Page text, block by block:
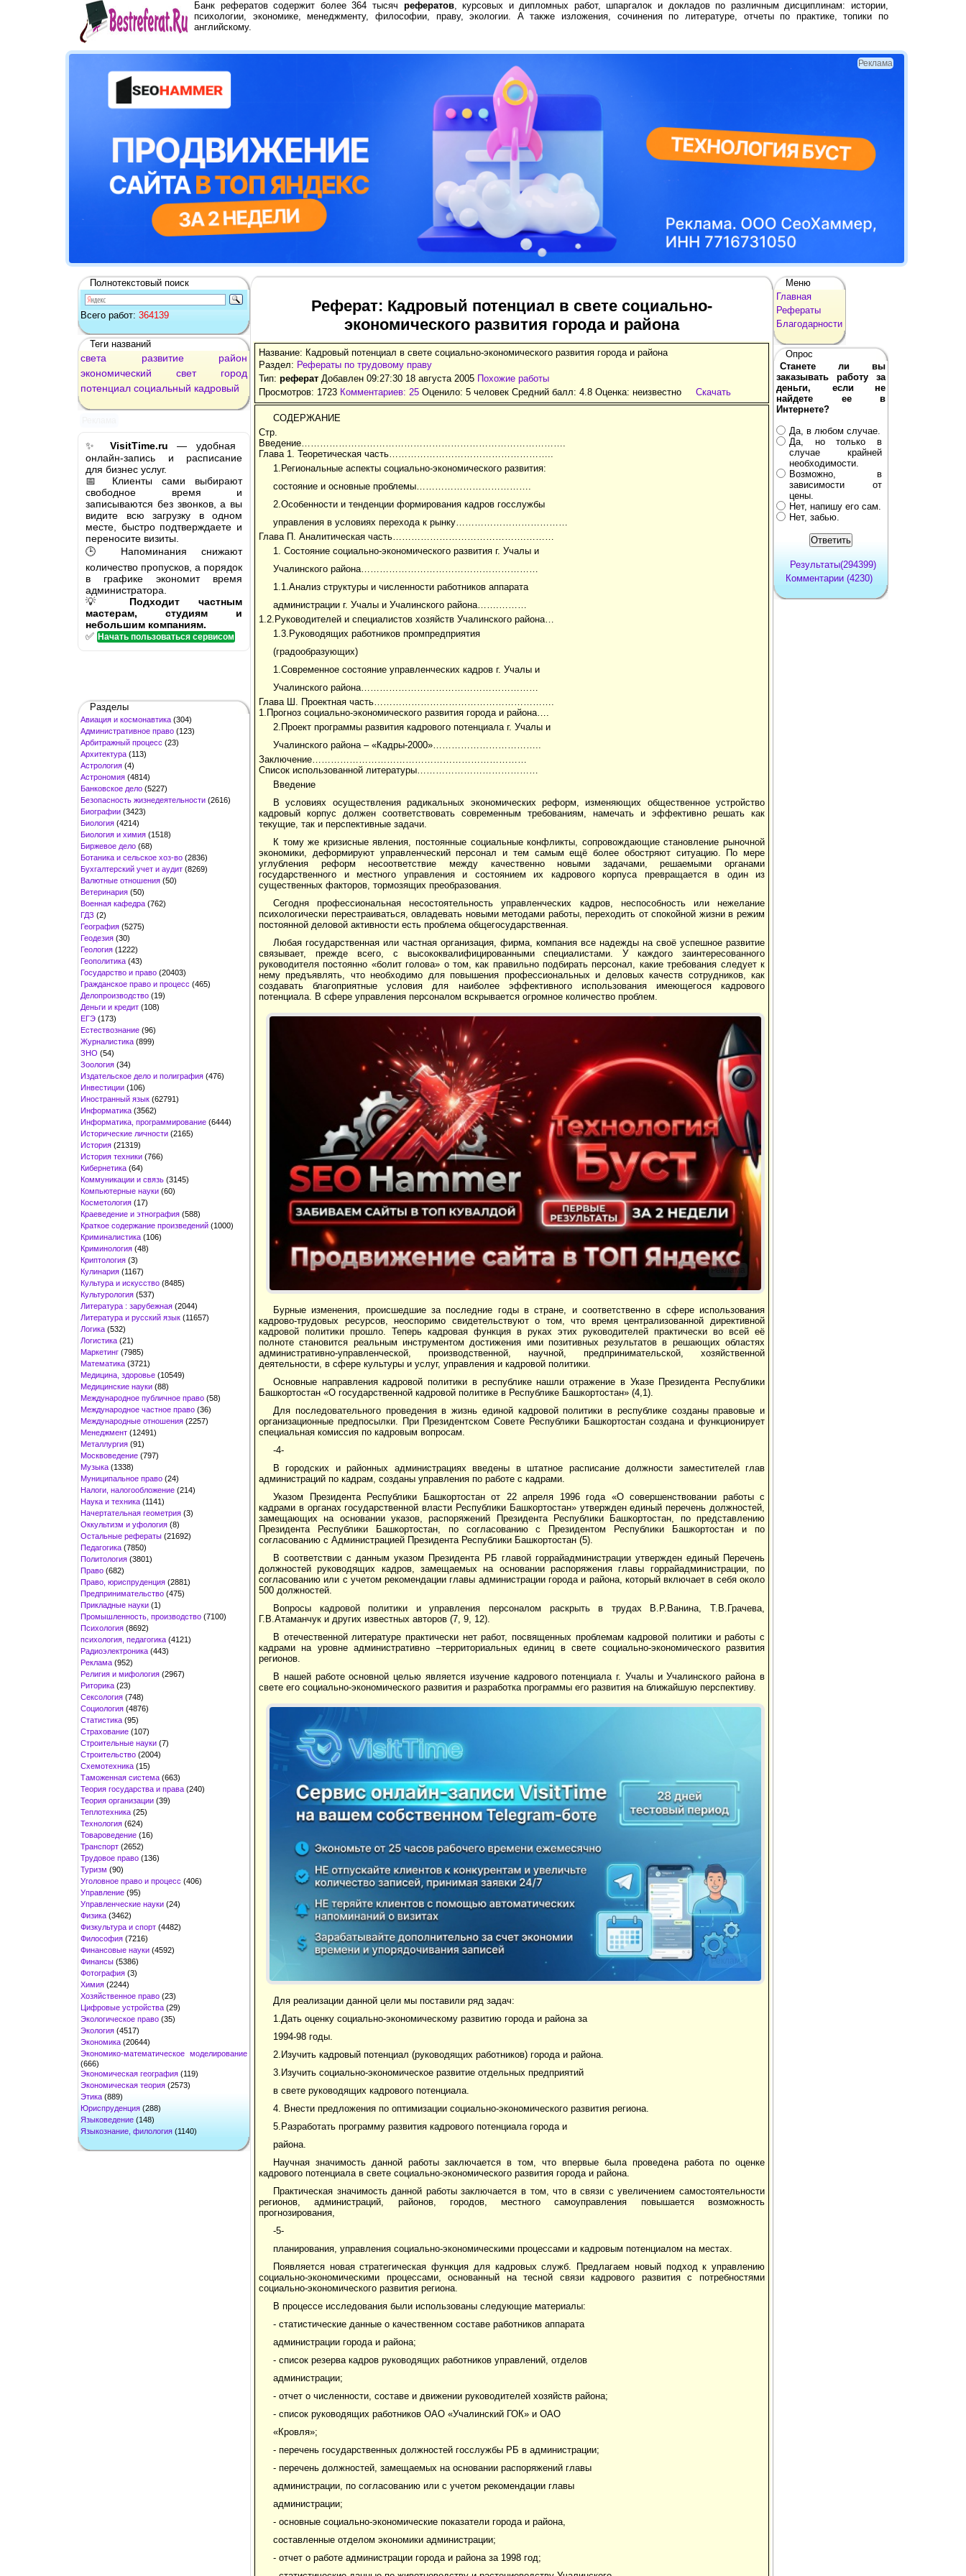
Банк рефератов содержит более 364 тысяч рефератов, курсовых и дипломных работ, шпаргалок и докладов по различным дисциплинам: истории,
психологии, экономике, менеджменту, философии, праву, экологии. А также изложения, сочинения по литературе, отчеты по практике, топики по
английскому.
Реклама
Полнотекстовый поиск
Всего работ: 364139
Теги названий
света развитие
район
экономический
свет
город
потенциал социальный кадровый
✨ VisitTime.ru — удобная
онлайн-запись и расписание
для бизнес услуг.
📅 Клиенты сами выбирают
свободное время и
записываются без звонков, а вы
видите всю загрузку в одном
месте, быстро подтверждаете и
переносите визиты.
🕒 Напоминания снижают
количество пропусков, а порядок
в графике экономит время
администратора.
💡 Подходит частным
мастерам, студиям и
небольшим компаниям.
✅ Начать пользоваться сервисом
Разделы
Авиация и космонавтика (304)
Административное право (123)
Арбитражный процесс (23)
Архитектура (113)
Астрология (4)
Астрономия (4814)
Банковское дело (5227)
Безопасность жизнедеятельности (2616)
Биографии (3423)
Биология (4214)
Биология и химия (1518)
Биржевое дело (68)
Ботаника и сельское хоз-во (2836)
Бухгалтерский учет и аудит (8269)
Валютные отношения (50)
Ветеринария (50)
Военная кафедра (762)
ГДЗ (2)
География (5275)
Геодезия (30)
Геология (1222)
Геополитика (43)
Государство и право (20403)
Гражданское право и процесс (465)
Делопроизводство (19)
Деньги и кредит (108)
ЕГЭ (173)
Естествознание (96)
Журналистика (899)
ЗНО (54)
Зоология (34)
Издательское дело и полиграфия (476)
Инвестиции (106)
Иностранный язык (62791)
Информатика (3562)
Информатика, программирование (6444)
Исторические личности (2165)
История (21319)
История техники (766)
Кибернетика (64)
Коммуникации и связь (3145)
Компьютерные науки (60)
Косметология (17)
Краеведение и этнография (588)
Краткое содержание произведений (1000)
Криминалистика (106)
Криминология (48)
Криптология (3)
Кулинария (1167)
Культура и искусство (8485)
Культурология (537)
Литература : зарубежная (2044)
Литература и русский язык (11657)
Логика (532)
Логистика (21)
Маркетинг (7985)
Математика (3721)
Медицина, здоровье (10549)
Медицинские науки (88)
Международное публичное право (58)
Международное частное право (36)
Международные отношения (2257)
Менеджмент (12491)
Металлургия (91)
Москвоведение (797)
Музыка (1338)
Муниципальное право (24)
Налоги, налогообложение (214)
Наука и техника (1141)
Начертательная геометрия (3)
Оккультизм и уфология (8)
Остальные рефераты (21692)
Педагогика (7850)
Политология (3801)
Право (682)
Право, юриспруденция (2881)
Предпринимательство (475)
Прикладные науки (1)
Промышленность, производство (7100)
Психология (8692)
психология, педагогика (4121)
Радиоэлектроника (443)
Реклама (952)
Религия и мифология (2967)
Риторика (23)
Сексология (748)
Социология (4876)
Статистика (95)
Страхование (107)
Строительные науки (7)
Строительство (2004)
Схемотехника (15)
Таможенная система (663)
Теория государства и права (240)
Теория организации (39)
Теплотехника (25)
Технология (624)
Товароведение (16)
Транспорт (2652)
Трудовое право (136)
Туризм (90)
Уголовное право и процесс (406)
Управление (95)
Управленческие науки (24)
Физика (3462)
Физкультура и спорт (4482)
Философия (7216)
Финансовые науки (4592)
Финансы (5386)
Фотография (3)
Химия (2244)
Хозяйственное право (23)
Цифровые устройства (29)
Экологическое право (35)
Экология (4517)
Экономика (20644)
Экономико-математическое моделирование
(666)
Экономическая география (119)
Экономическая теория (2573)
Этика (889)
Юриспруденция (288)
Языковедение (148)
Языкознание, филология (1140)
Реферат: Кадровый потенциал в свете социально-
экономического развития города и района
Название: Кадровый потенциал в свете социально-экономического развития города и района
Раздел: Рефераты по трудовому праву
Тип: реферат Добавлен 09:27:30 18 августа 2005 Похожие работы
Просмотров: 1723 Комментариев: 25 Оценило: 5 человек Средний балл: 4.8 Оценка: неизвестно Скачать
СОДЕРЖАНИЕ
Стр.
Введение………………………………………………………………………….
Глава 1. Теоретическая часть……………………………………………..
1.Региональные аспекты социально-экономического развития:
состояние и основные проблемы……………………………….
2.Особенности и тенденции формирования кадров госслужбы
управления в условиях перехода к рынку………………………………
Глава П. Аналитическая часть…………………………………….………
1. Состояние социально-экономического развития г. Учалы и
Учалинского района…………………………………………………
1.1.Анализ структуры и численности работников аппарата
администрации г. Учалы и Учалинского района…….………
1.2.Руководителей и специалистов хозяйств Учалинского района…
1.3.Руководящих работников промпредприятия
(градообразующих)
1.Современное состояние управленческих кадров г. Учалы и
Учалинского района…………………………………………………
Глава Ш. Проектная часть………………………………………………….
1.Прогноз социально-экономического развития города и района….
2.Проект программы развития кадрового потенциала г. Учалы и
Учалинского района – «Кадры-2000»……………………………..
Заключение……………………………………………………………
Список использованной литературы…………………………………
Введение
В условиях осуществления радикальных экономических реформ, изменяющих общественное устройство
кадровый корпус должен соответствовать современным требованиям, намечать и эффективно решать как
текущие, так и перспективные задачи.
К тому же кризисные явления, постоянные социальные конфликты, сопровождающие становление рыночной
экономики, деформируют управленческий персонал и тем самым ещё более обостряют ситуацию. По мере
углубления реформ несоответствие между качественно новыми задачами, решаемыми органами
государственного и местного управления и состоянием их кадрового корпуса превращается в один из
существенных факторов, тормозящих преобразования.
Сегодня профессиональная несостоятельность управленческих кадров, неспособность или нежелание
психологически перестраиваться, овладевать новыми методами работы, переходить от спокойной жизни в режим
постоянной деловой активности есть проблема общегосударственная.
Любая государственная или частная организация, фирма, компания все надежды на своё успешное развитие
связывает, прежде всего, с высококвалифицированными специалистами. У каждого заинтересованного
руководителя постоянно «болит голова» о том, как правильно подбирать персонал, какие требования следует к
нему предъявлять, что необходимо для повышения профессиональных и деловых качеств сотрудников, как
создавать благоприятные условия для наиболее эффективного использования имеющегося кадрового
потенциала. В сфере управления персоналом вскрывается огромное количество проблем.
Реклама
Бурные изменения, происшедшие за последние годы в стране, и соответственно в сфере использования
кадрово-трудовых ресурсов, неоспоримо свидетельствуют о том, что время централизованной директивной
кадровой политики прошло. Теперь кадровая функция в руках этих руководителей практически во всей её
полноте становится реальным инструментом достижения ими позитивных результатов в решающих областях
административно-управленческой, производственной, научной, предпринимательской, хозяйственной
деятельности, в сфере культуры и услуг, управления и кадровой политики.
Основные направления кадровой политики в республике нашли отражение в Указе Президента Республики
Башкортостан «О государственной кадровой политике в Республике Башкортостан» (4,1).
Для последовательного проведения в жизнь единой кадровой политики в республике созданы правовые и
организационные предпосылки. При Президентском Совете Республики Башкортостан создана и функционирует
специальная комиссия по кадровым вопросам.
-4-
В городских и районных администрациях введены в штатное расписание должности заместителей глав
администраций по кадрам, созданы управления по работе с кадрами.
Указом Президента Республики Башкортостан от 22 апреля 1996 года «О совершенствовании работы с
кадрами в органах государственной власти Республики Башкортостан» утвержден единый перечень должностей,
замещающих на основании указов, распоряжений Президента Республики Башкортостан, по представлению
Президента Республики Башкортостан, по согласованию с Президентом Республики Башкортостан и по
согласованию с Администрацией Президента Республики Башкортостан (5).
В соответствии с данным указом Президента РБ главой горрайадминистрации утвержден единый Перечень
должностей руководящих кадров, замещаемых на основании распоряжения главы горрайадминистрации, по
согласованию или с учетом рекомендации главы администрации города и района, который включает в себя около
500 должностей.
Вопросы кадровой политики и управления персоналом раскрыть в трудах В.Р.Ванина, Т.В.Грачева,
Г.В.Атаманчук и других известных авторов (7, 9, 12).
В отечественной литературе практически нет работ, посвященных проблемам кадровой политики и работы с
кадрами на уровне административно –территориальных единиц в свете социально-экономического развития
регионов.
В нашей работе основной целью является изучение кадрового потенциала г. Учалы и Учалинского района в
свете его социально-экономического развития и разработка программы его развития на ближайшую перспективу.
Реклама
Для реализации данной цели мы поставили ряд задач:
1.Дать оценку социально-экономическому развитию города и района за
1994-98 годы.
2.Изучить кадровый потенциал (руководящих работников) города и района.
3.Изучить социально-экономическое развитие отдельных предприятий
в свете руководящих кадрового потенциала.
4. Внести предложения по оптимизации социально-экономического развития региона.
5.Разработать программу развития кадрового потенциала города и
района.
Научная значимость данной работы заключается в том, что впервые была проведена работа по оценке
кадрового потенциала в свете социально-экономического развития города и района.
Практическая значимость данной работы заключается в том, что в связи с увеличением самостоятельности
регионов, администраций, районов, городов, местного самоуправления повышается возможность
прогнозирования,
-5-
планирования, управления социально-экономическими процессами и кадровым потенциалом на местах.
Появляется новая стратегическая функция для кадровых служб. Предлагаем новый подход к управлению
социально-экономическими процессами, основанный на тесной связи кадрового развития с потребностями
социально-экономического развития региона.
В процессе исследования были использованы следующие материалы:
- статистические данные о качественном составе работников аппарата
администрации города и района;
- список резерва кадров руководящих работников управлений, отделов
администрации;
- отчет о численности, составе и движении руководителей хозяйств района;
- список руководящих работников ОАО «Учалинский ГОК» и ОАО
«Кровля»;
- перечень государственных должностей госслужбы РБ в администрации;
- перечень должностей, замещаемых на основании распоряжений главы
администрации, по согласованию или с учетом рекомендации главы
администрации;
- основные социально-экономические показатели города и района,
составленные отделом экономики администрации;
- отчет о работе администрации города и района за 1998 год;
Меню
Главная
Рефераты
Благодарности
Опрос
Станете ли вы
заказывать работу за
деньги, если не
найдете ее в
Интернете?
Да, в любом случае.
Да, но только в
случае крайней
необходимости.
Возможно, в
зависимости от
цены.
Нет, напишу его сам.
Нет, забью.
Результаты(294399)
Комментарии (4230)